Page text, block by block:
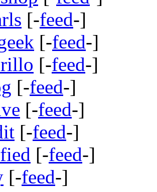
[-feed-]
[-feed-]
[-feed-]
[-feed-]
[-feed-]
[-feed-]
[-feed-]
[-feed-]